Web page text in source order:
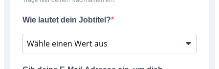
Wie lautet dein Jobtitel?